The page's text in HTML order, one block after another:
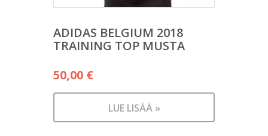
ADIDAS BELGIUM 2018
TRAINING TOP MUSTA
50,00 €
LUE LISÄÄ »